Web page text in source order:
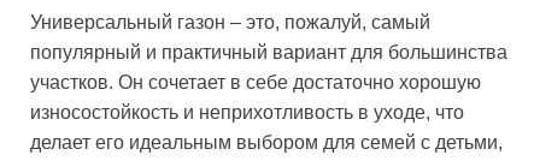
Универсальный газон – это, пожалуй, самый
популярный и практичный вариант для большинства
участков. Он сочетает в себе достаточно хорошую
износостойкость и неприхотливость в уходе, что
делает его идеальным выбором для семей с детьми,